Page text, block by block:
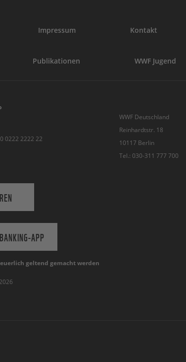
Impressum Kontakt
Publikationen WWF Jugend
0222 2222 22
APP
WWF Deutschland
Reinhardtstr. 18
10117 Berlin
Tel.: 030-311 777 700
geltend gemacht werden